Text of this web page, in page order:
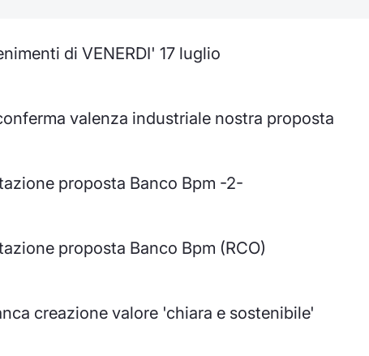
di VENERDI' 17 luglio
valenza industriale nostra proposta
proposta Banco Bpm -2-
proposta Banco Bpm (RCO)
creazione valore 'chiara e sostenibile'